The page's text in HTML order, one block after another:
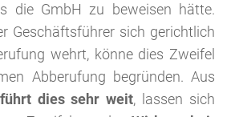
die GmbH zu beweisen hätte.
Geschäftsführer sich gerichtlich
wehrt, könne dies Zweifel
Abberufung begründen. Aus
dies sehr weit, lassen sich